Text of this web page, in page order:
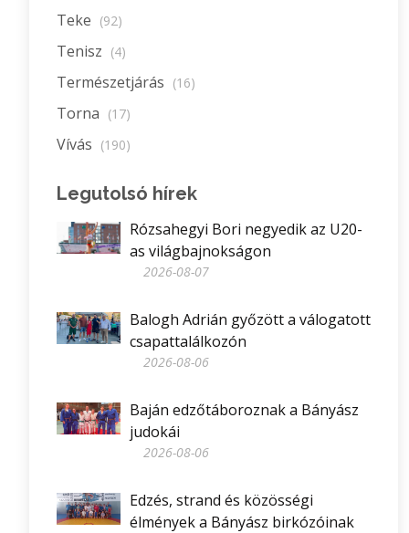
Teke (92)
Tenisz (4)
Természetjárás (16)
Torna (17)
Vívás (190)
Legutolsó hírek
Rózsahegyi Bori negyedik az U20-
as világbajnokságon
2026-08-07
Balogh Adrián győzött a válogatott
csapattalálkozón
2026-08-06
Baján edzőtáboroznak a Bányász
judokái
2026-08-06
Edzés, strand és közösségi
élmények a Bányász birkózóinak